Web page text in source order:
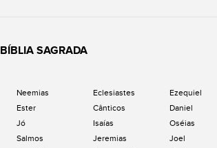
BÍBLIA SAGRADA
Neemias
Ester
Jó
Salmos
Eclesiastes
Cânticos
Isaías
Jeremias
Ezequiel
Daniel
Oséias
Joel